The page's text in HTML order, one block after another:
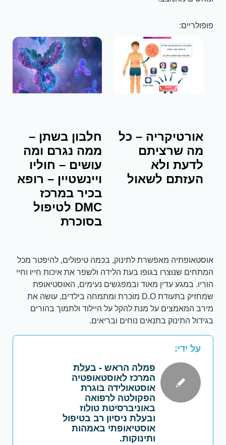
פופולריים:
אורטיקריה – כל
מה שרציתם
לדעת ולא
העזתם לשאול
חלבון בשתן –
ממה נגרם ומה
עושים – חוליו
ויינשטיין – רופא
בכיר במרכז
DMC לטיפול
בסוכרת
אוסטאופתיה מאפשרת לתינוק, בכמה טיפולים, להיפטר מכל
המתחים שנוצרו בגופו בעת הלידה ולשפר את איכות חייו וחיי
הוריו. במגע עדין מאוד ובמפגשים נעימים, האוסטיאופת
שמחזיק בתעודת D.O מוכרת ומתמחה בילדים, עושה את
מירב המאמצים על מנת להקל על היילוד ולתמוך בהורים
בגידול התינוק בתנאים נוחים ובריאים.
על ידי:
פמלה הראש - בעלת
המרכז לאוסטאופטיה
אוסטאולידה בוגרת
הפקולטה לרפואה
באוניברסיטת טולוז
ובעלת ניסיון רב בטיפול
אוסטיאופתי באמהות
ותינוקות.